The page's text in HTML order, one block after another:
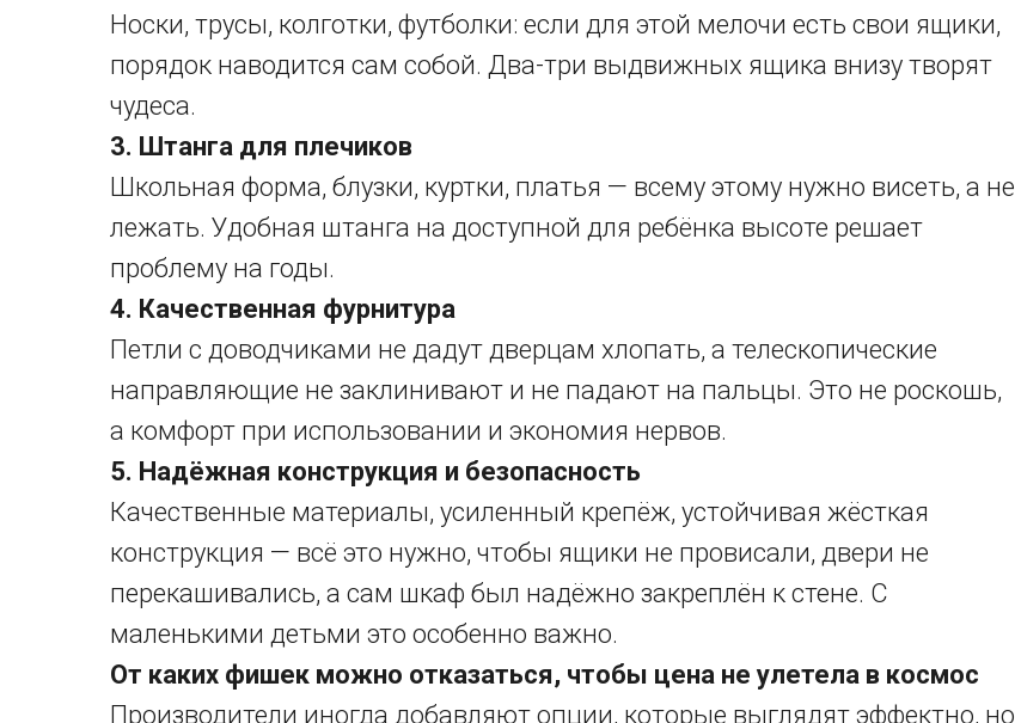
Носки, трусы, колготки, футболки: если для этой мелочи есть свои ящики,
порядок наводится сам собой. Два-три выдвижных ящика внизу творят
чудеса.
3. Штанга для плечиков
Школьная форма, блузки, куртки, платья — всему этому нужно висеть, а не
лежать. Удобная штанга на доступной для ребёнка высоте решает
проблему на годы.
4. Качественная фурнитура
Петли с доводчиками не дадут дверцам хлопать, а телескопические
направляющие не заклинивают и не падают на пальцы. Это не роскошь,
а комфорт при использовании и экономия нервов.
5. Надёжная конструкция и безопасность
Качественные материалы, усиленный крепёж, устойчивая жёсткая
конструкция — всё это нужно, чтобы ящики не провисали, двери не
перекашивались, а сам шкаф был надёжно закреплён к стене. С
маленькими детьми это особенно важно.
От каких фишек можно отказаться, чтобы цена не улетела в космос
Производители иногда добавляют опции, которые выглядят эффектно, но